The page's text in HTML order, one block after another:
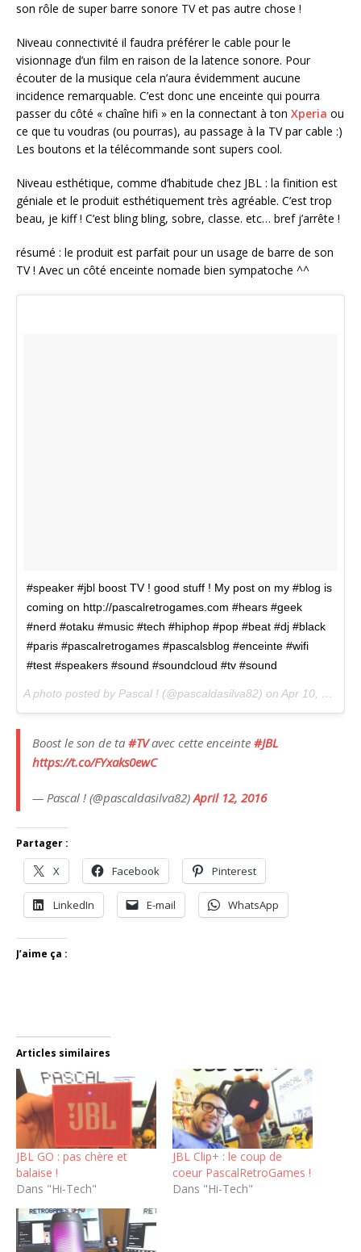
son rôle de super barre sonore TV et pas autre chose !
Niveau connectivité il faudra préférer le cable pour le
visionnage d’un film en raison de la latence sonore. Pour
écouter de la musique cela n’aura évidemment aucune
incidence remarquable. C’est donc une enceinte qui pourra
passer du côté « chaîne hifi » en la connectant à ton Xperia ou
ce que tu voudras (ou pourras), au passage à la TV par cable :)
Les boutons et la télécommande sont supers cool.
Niveau esthétique, comme d’habitude chez JBL : la finition est
géniale et le produit esthétiquement très agréable. C’est trop
beau, je kiff ! C’est bling bling, sobre, classe. etc… bref j’arrête !
résumé : le produit est parfait pour un usage de barre de son
TV ! Avec un côté enceinte nomade bien sympatoche ^^
#speaker #jbl boost TV ! good stuff ! My post on my #blog is
coming on http://pascalretrogames.com #hears #geek
#nerd #otaku #music #tech #hiphop #pop #beat #dj #black
#paris #pascalretrogames #pascalsblog #enceinte #wifi
#test #speakers #sound #soundcloud #tv #sound
A photo posted by Pascal ! (@pascaldasilva82) on Apr 10, 2016 at 4:04am PDT
Boost le son de ta #TVavec cette enceinte #JBL
https://t.co/FYxaks0ewC
— Pascal ! (@pascaldasilva82)April 12, 2016
Partager :
X Facebook Pinterest
LinkedIn E-mail WhatsApp
J’aime ça :
Articles similaires
JBL GO : pas chère et
balaise !
Dans "Hi-Tech"
JBL Clip+ : le coup de
coeur PascalRetroGames !
Dans "Hi-Tech"